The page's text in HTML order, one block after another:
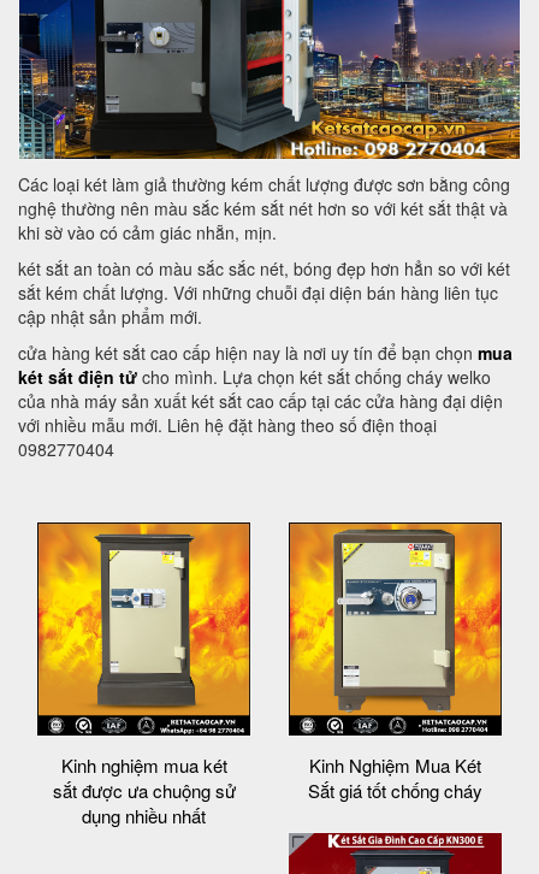
Các loại két làm giả thường kém chất lượng được sơn bằng công
nghệ thường nên màu sắc kém sắt nét hơn so với két sắt thật và
khi sờ vào có cảm giác nhẵn, mịn.
két sắt an toàn có màu sắc sắc nét, bóng đẹp hơn hẳn so với két
sắt kém chất lượng. Với những chuỗi đại diện bán hàng liên tục
cập nhật sản phẩm mới.
cửa hàng két sắt cao cấp hiện nay là nơi uy tín để bạn chọn mua
két sắt điện tử cho mình. Lựa chọn két sắt chống cháy welko
của nhà máy sản xuất két sắt cao cấp tại các cửa hàng đại diện
với nhiều mẫu mới. Liên hệ đặt hàng theo số điện thoại
0982770404
Kinh nghiệm mua két
sắt được ưa chuộng sử
dụng nhiều nhất
Kinh Nghiệm Mua Két
Sắt giá tốt chống cháy